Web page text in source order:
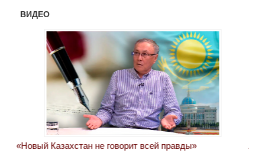
ВИДЕО
«Новый Казахстан не говорит всей правды»